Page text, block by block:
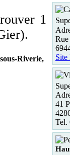
1
Riverie,
Site
41
Tel.